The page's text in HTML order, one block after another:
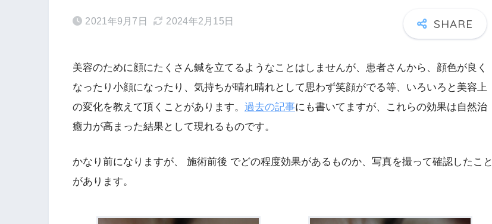
2021年9月7日 2024年2月15日
美容のために顔にたくさん鍼を立てるようなことはしませんが、患者さんから、顔色が良く
なったり小顔になったり、気持ちが晴れ晴れとして思わず笑顔がでる等、いろいろと美容上
の変化を教えて頂くことがあります。 過去の記事にも書いてますが、これらの効果は自然治
癒力が高まった結果として現れるものです。
かなり前になりますが、 施術前後 でどの程度効果があるものか、写真を撮って確認したこと
があります。